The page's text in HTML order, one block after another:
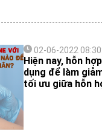
02-06-2022
Hiện nay, hỗn
dụng để làm
tối ưu giữa hỗn